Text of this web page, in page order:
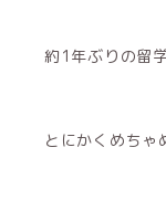
約1年ぶりの留
とにかくめちゃ